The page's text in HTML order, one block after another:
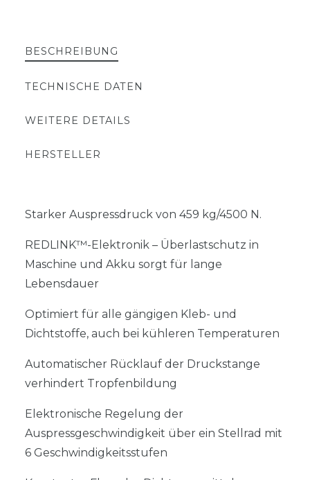
BESCHREIBUNG
TECHNISCHE DATEN
WEITERE DETAILS
HERSTELLER
Starker Auspressdruck von 459 kg/4500 N.
REDLINK™-Elektronik – Überlastschutz in
Maschine und Akku sorgt für lange
Lebensdauer
Optimiert für alle gängigen Kleb- und
Dichtstoffe, auch bei kühleren Temperaturen
Automatischer Rücklauf der Druckstange
verhindert Tropfenbildung
Elektronische Regelung der
Auspressgeschwindigkeit über ein Stellrad mit
6 Geschwindigkeitsstufen